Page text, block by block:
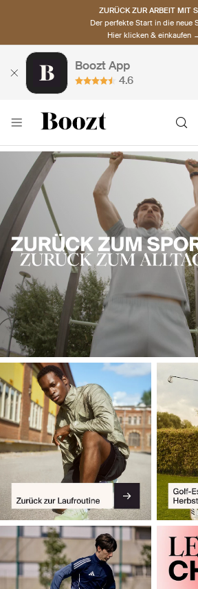
ZURÜCK ZUR ARBEIT MIT
Der perfekte Start in die neue
Hier klicken & einkaufen
Boozt App
4.6